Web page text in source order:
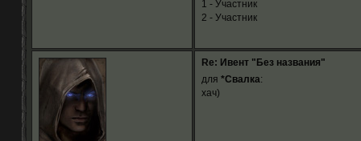
1 - Участник
2 - Участник
Re: Ивент "Без названия"
для *Свалка:
хач)